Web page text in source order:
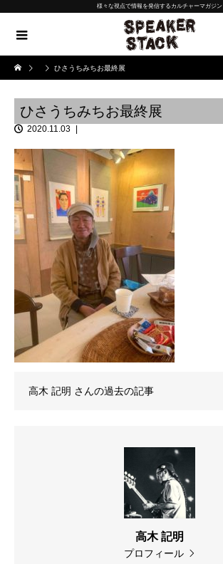
様々な視点で情報を発信するカルチャーマガジン
ひさうちみちお最終展
ひさうちみちお最終展
2020.11.03
高木 記明 さんの過去の記事
高木 記明
プロフィール